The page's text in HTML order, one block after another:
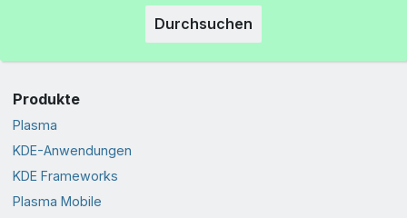
Durchsuchen
Produkte
Plasma
KDE-Anwendungen
KDE Frameworks
Plasma Mobile